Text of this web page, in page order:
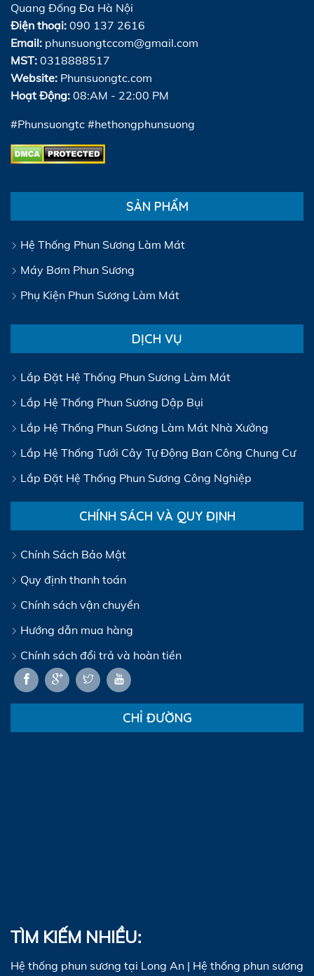
Quang Đống Đa Hà Nội
Điện thoại: 090 137 2616
Email: phunsuongtccom@gmail.com
MST: 0318888517
Website: Phunsuongtc.com
Hoạt Động: 08:AM - 22:00 PM
#Phunsuongtc #hethongphunsuong
SẢN PHẨM
Hệ Thống Phun Sương Làm Mát
Máy Bơm Phun Sương
Phụ Kiện Phun Sương Làm Mát
DỊCH VỤ
Lắp Đặt Hệ Thống Phun Sương Làm Mát
Lắp Hệ Thống Phun Sương Dập Bụi
Lắp Hệ Thống Phun Sương Làm Mát Nhà Xưởng
Lắp Hệ Thống Tưới Cây Tự Động Ban Công Chung Cư
Lắp Đặt Hệ Thống Phun Sương Công Nghiệp
CHÍNH SÁCH VÀ QUY ĐỊNH
Chính Sách Bảo Mật
Quy định thanh toán
Chính sách vận chuyển
Hướng dẫn mua hàng
Chính sách đổi trả và hoàn tiền
CHỈ ĐƯỜNG
TÌM KIẾM NHIỀU:
Hệ thống phun sương tại Long An | Hệ thống phun sương